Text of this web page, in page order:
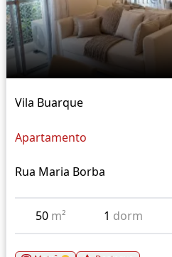
Vila Buarque
Apartamento
Rua Maria Borba
50 m² 1 dorm